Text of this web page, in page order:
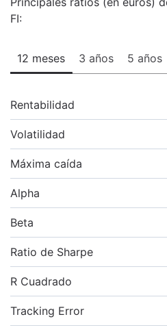
FI:
12 meses 3 años 5 años
Rentabilidad
Volatilidad
Máxima caída
Alpha
Beta
Ratio de Sharpe
R Cuadrado
Tracking Error